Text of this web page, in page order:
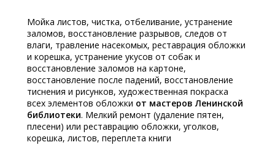
Мойка листов, чистка, отбеливание, устранение
заломов, восстановление разрывов, следов от
влаги, травление насекомых, реставрация обложки
и корешка, устранение укусов от собак и
восстановление заломов на картоне,
восстановление после падений, восстановление
тиснения и рисунков, художественная покраска
всех элементов обложки от мастеров Ленинской
библиотеки. Мелкий ремонт (удаление пятен,
плесени) или реставрацию обложки, уголков,
корешка, листов, переплета книги